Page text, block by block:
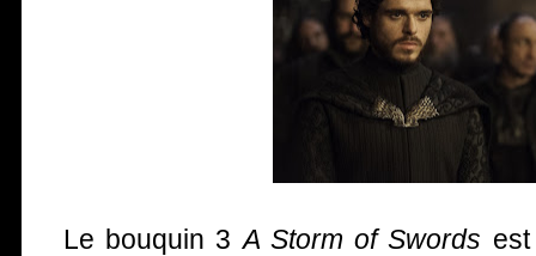
Le bouquin 3A Storm of Swords